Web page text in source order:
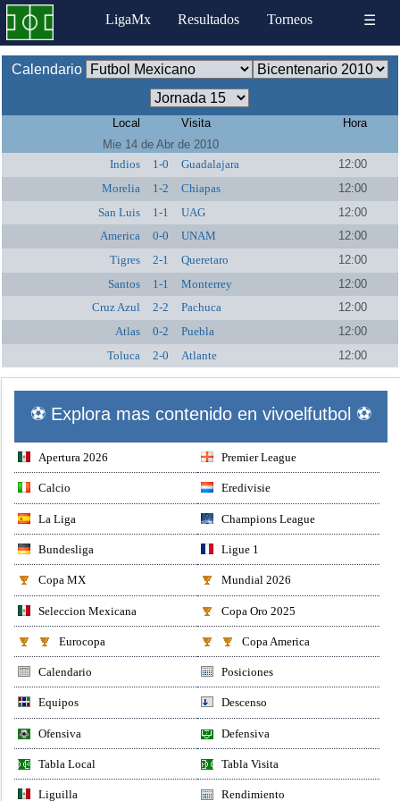
LigaMx Resultados Torneos ☰
Calendario
Local Visita
Hora
Mie 14 de Abr de 2010
Indios
1-0 Guadalajara
12:00
Morelia
1-2 Chiapas
12:00
San Luis
1-1 UAG
12:00
America
0-0 UNAM
12:00
Tigres
2-1 Queretaro
12:00
Santos
1-1 Monterrey
12:00
Cruz Azul
2-2 Pachuca
12:00
Atlas
0-2 Puebla
12:00
Toluca
2-0 Atlante 12:00
⚽ Explora mas contenido en vivoelfutbol ⚽
Apertura 2026 Premier League
Calcio Eredivisie
La Liga Champions League
Bundesliga Ligue 1
Copa MX Mundial 2026
Seleccion Mexicana Copa Oro 2025
Eurocopa Copa America
Calendario Posiciones
Equipos Descenso
Ofensiva Defensiva
Tabla Local Tabla Visita
Liguilla Rendimiento